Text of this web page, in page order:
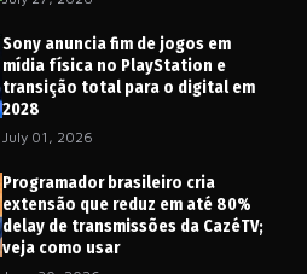
Sony anuncia fim de jogos em
mídia física no PlayStation e
transição total para o digital em
2028
July 01, 2026
Programador brasileiro cria
extensão que reduz em até 80%
delay de transmissões da CazéTV;
veja como usar